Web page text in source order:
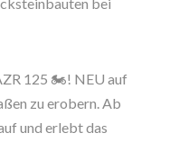
125 🏍️! NEU auf
zu erobern. Ab
und erlebt das